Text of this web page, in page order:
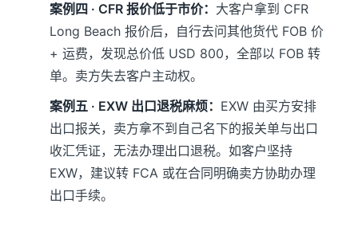
案例四 · CFR 报价低于市价： 大客户拿到 CFR
Long Beach 报价后，自行去问其他货代 FOB 价
+ 运费，发现总价低 USD 800，全部以 FOB 转
单。卖方失去客户主动权。
案例五 · EXW 出口退税麻烦： EXW 由买方安排
出口报关，卖方拿不到自己名下的报关单与出口
收汇凭证，无法办理出口退税。如客户坚持
EXW，建议转 FCA 或在合同明确卖方协助办理
出口手续。